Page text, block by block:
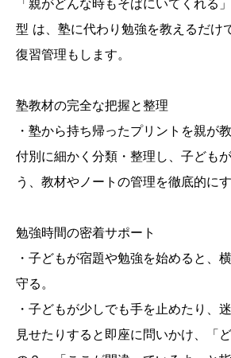
型 は、塾に代わり勉強を教えるだけ
復習管理もします。
塾教材の完全な把握と整理
・塾から持ち帰ったプリントを親が
付別に細かく分類・整理し、子ども
う、教材やノートの管理を徹底的にす
勉強時間の密着サポート
・子どもが宿題や勉強を始めると、
守る。
・子どもが少しでも手を止めたり、
見せたりすると即座に問いかけ、「